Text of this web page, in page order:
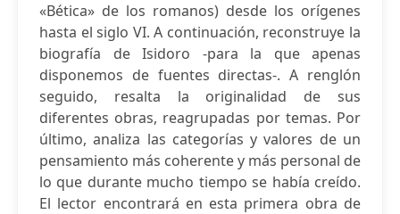
«Bética» de los romanos) desde los orígenes
hasta el siglo VI. A continuación, reconstruye la
biografía de Isidoro -para la que apenas
disponemos de fuentes directas-. A renglón
seguido, resalta la originalidad de sus
diferentes obras, reagrupadas por temas. Por
último, analiza las categorías y valores de un
pensamiento más coherente y más personal de
lo que durante mucho tiempo se había creído.
El lector encontrará en esta primera obra de